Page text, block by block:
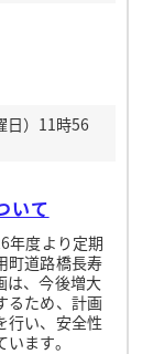
）11時56
いて
年度より定期
町道路橋長寿
は、今後増大
るため、計画
行い、安全性
ます。